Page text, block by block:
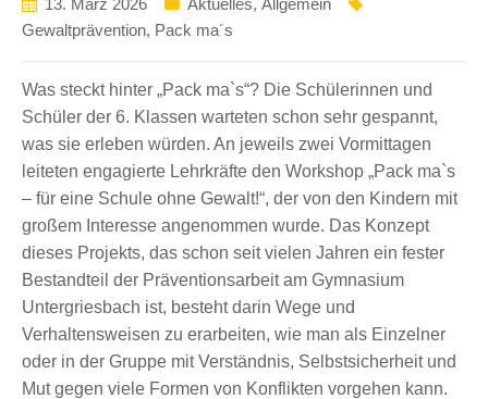
13. März 2026 Aktuelles, Allgemein
Gewaltprävention, Pack ma´s
Was steckt hinter „Pack ma`s“? Die Schülerinnen und
Schüler der 6. Klassen warteten schon sehr gespannt,
was sie erleben würden. An jeweils zwei Vormittagen
leiteten engagierte Lehrkräfte den Workshop „Pack ma`s
– für eine Schule ohne Gewalt!“, der von den Kindern mit
großem Interesse angenommen wurde. Das Konzept
dieses Projekts, das schon seit vielen Jahren ein fester
Bestandteil der Präventionsarbeit am Gymnasium
Untergriesbach ist, besteht darin Wege und
Verhaltensweisen zu erarbeiten, wie man als Einzelner
oder in der Gruppe mit Verständnis, Selbstsicherheit und
Mut gegen viele Formen von Konflikten vorgehen kann.